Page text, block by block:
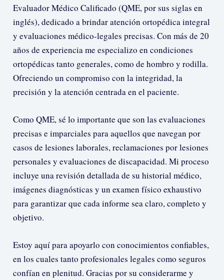
Evaluador Médico Calificado (QME, por sus siglas en
inglés), dedicado a brindar atención ortopédica integral
y evaluaciones médico-legales precisas. Con más de 20
años de experiencia me especializo en condiciones
ortopédicas tanto generales, como de hombro y rodilla.
Ofreciendo un compromiso con la integridad, la
precisión y la atención centrada en el paciente.
Como QME, sé lo importante que son las evaluaciones
precisas e imparciales para aquellos que navegan por
casos de lesiones laborales, reclamaciones por lesiones
personales y evaluaciones de discapacidad. Mi proceso
incluye una revisión detallada de su historial médico,
imágenes diagnósticas y un examen físico exhaustivo
para garantizar que cada informe sea claro, completo y
objetivo.
Estoy aquí para apoyarlo con conocimientos confiables,
en los cuales tanto profesionales legales como seguros
confían en plenitud. Gracias por su considerarme y